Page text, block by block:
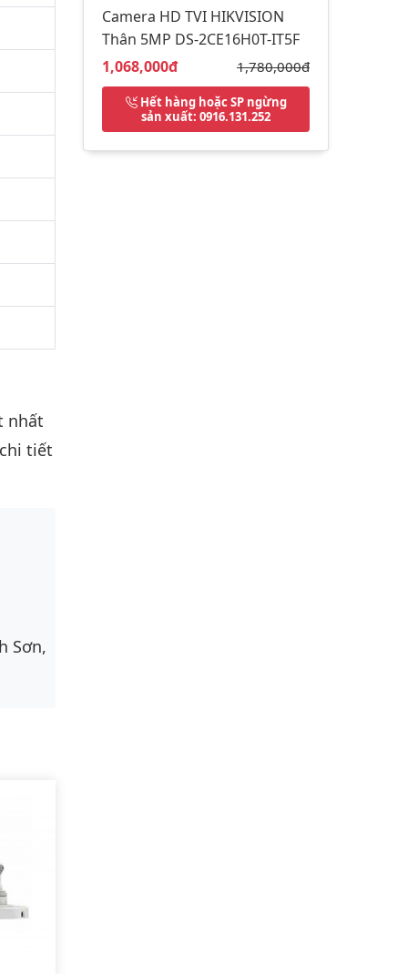
nhất
tiết
Sơn,
Camera HD TVI HIKVISION
Thân 5MP DS-2CE16H0T-IT5F
Giá bán:
1,068,000đ Giá gốc:
1,780,000đ
Hết hàng hoặc SP ngừng
sản xuất: 0916.131.252